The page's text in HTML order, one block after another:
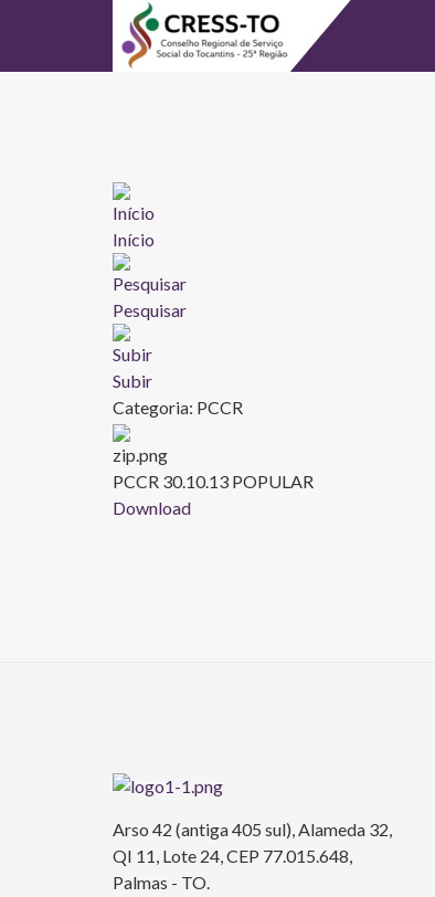
Início
Pesquisar
Subir
Categoria: PCCR
PCCR 30.10.13 POPULAR
Download
Arso 42 (antiga 405 sul), Alameda 32,
QI 11, Lote 24, CEP 77.015.648,
Palmas - TO.